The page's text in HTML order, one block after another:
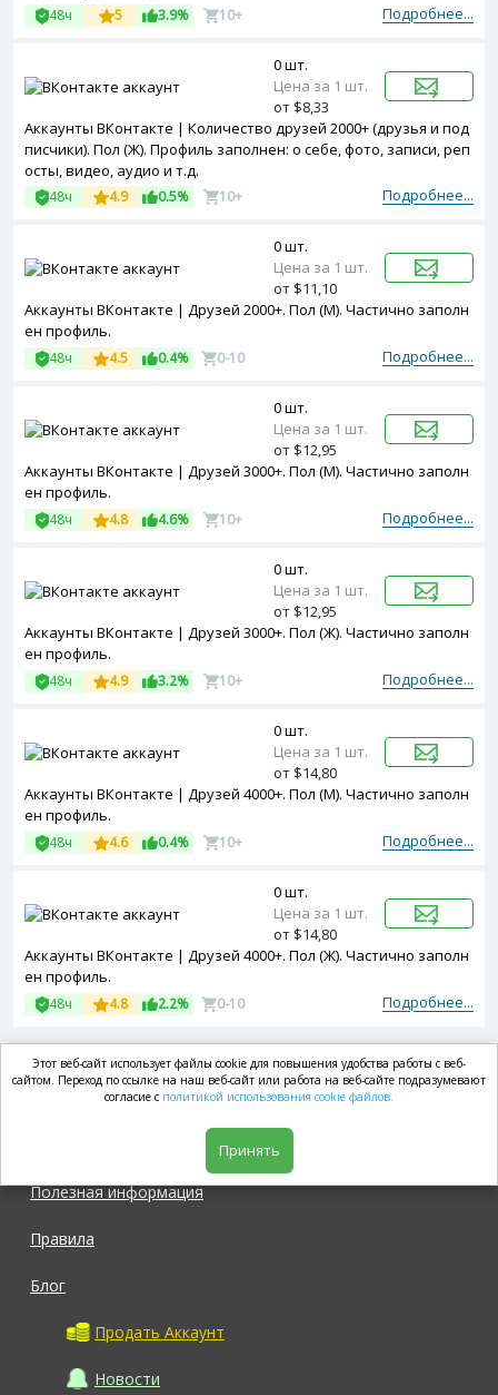
Подробнее...
48ч 5 3.9% 10+
Аккаунты ВКонтакте | Количество друзей 2000+ (друзья и под
писчики). Пол (Ж). Профиль заполнен: о себе, фото, записи, реп
осты, видео, аудио и т.д.
Подробнее...
48ч 4.9 0.5% 10+
0 шт.
Цена за 1 шт.
от $8,33
Аккаунты ВКонтакте | Друзей 2000+. Пол (М). Частично заполн
ен профиль.
Подробнее...
48ч 4.5 0.4% 0-10
0 шт.
Цена за 1 шт.
от $11,10
Аккаунты ВКонтакте | Друзей 3000+. Пол (М). Частично заполн
ен профиль.
Подробнее...
48ч 4.8 4.6% 10+
0 шт.
Цена за 1 шт.
от $12,95
Аккаунты ВКонтакте | Друзей 3000+. Пол (Ж). Частично заполн
ен профиль.
Подробнее...
48ч 4.9 3.2% 10+
0 шт.
Цена за 1 шт.
от $12,95
Аккаунты ВКонтакте | Друзей 4000+. Пол (М). Частично заполн
ен профиль.
Подробнее...
48ч 4.6 0.4% 10+
0 шт.
Цена за 1 шт.
от $14,80
Аккаунты ВКонтакте | Друзей 4000+. Пол (Ж). Частично заполн
ен профиль.
Подробнее...
48ч 4.8 2.2% 0-10
0 шт.
Цена за 1 шт.
от $14,80
market.com
Полезная информация
Правила
Блог
Продать Аккаунт
Новости
Этот веб-сайт использует файлы cookie для повышения удобства работы с веб-
сайтом. Переход по ссылке на наш веб-сайт или работа на веб-сайте подразумевают
согласие с политикой использования cookie файлов.
Принять